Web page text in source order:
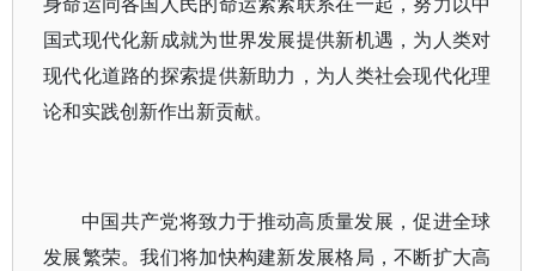
国式现代化新成就为世界发展提供新机遇，为人类对
现代化道路的探索提供新助力，为人类社会现代化理
论和实践创新作出新贡献。
中国共产党将致力于推动高质量发展，促进全球
发展繁荣。我们将加快构建新发展格局，不断扩大高